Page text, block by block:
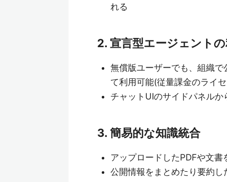
れる
2. 宣言型エージェントの
無償版ユーザーでも、組織
て利用可能(従量課金のライ
チャットUIのサイドパネル
3. 簡易的な知識統合
アップロードしたPDFや文
公開情報をまとめたり要約